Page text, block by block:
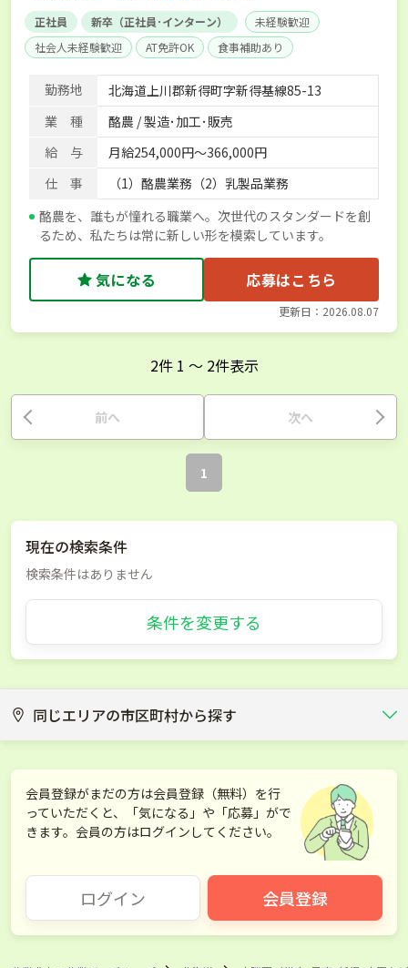
正社員 新卒（正社員･インターン）
未経験歓迎
社会人未経験歓迎
AT免許OK
食事補助あり
残業月20時間以内
賞与実績あり
経験者優遇
産休･育休取得実績あり
社会保険完備 単身寮あり
勤務地
北海道上川郡新得町字新得基線85-13
業 種
酪農 / 製造･加工･販売
給 与
月給254,000円～366,000円
仕 事
（1）酪農業務（2）乳製品業務
酪農を、誰もが憧れる職業へ。次世代のスタンダードを創
るため、私たちは常に新しい形を模索しています。
気になる 応募はこちら
更新日：2026.08.07
2件 1 〜 2件表示
前へ 次へ
1
現在の検索条件
検索条件はありません
条件を変更する
同じエリアの市区町村から探す
河東郡士幌町 河東郡上士幌町
上川郡清水町 河西郡芽室町
河西郡更別村 中川郡幕別町
足寄郡足寄町
会員登録がまだの方は会員登録（無料）を行
っていただくと、「気になる」や「応募」がで
きます。会員の方はログインしてください。
ログイン 会員登録